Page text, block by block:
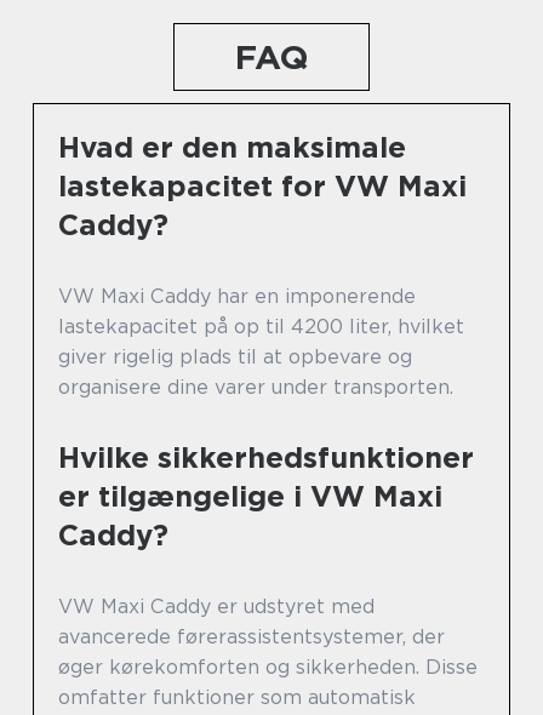
FAQ
Hvad er den maksimale
lastekapacitet for VW Maxi
Caddy?
VW Maxi Caddy har en imponerende
lastekapacitet på op til 4200 liter, hvilket
giver rigelig plads til at opbevare og
organisere dine varer under transporten.
Hvilke sikkerhedsfunktioner
er tilgængelige i VW Maxi
Caddy?
VW Maxi Caddy er udstyret med
avancerede førerassistentsystemer, der
øger kørekomforten og sikkerheden. Disse
omfatter funktioner som automatisk